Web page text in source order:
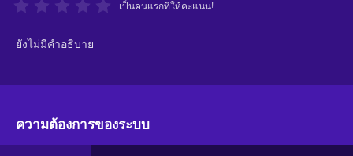
เป็นคนแรกที่ให้คะแนน!
ยังไม่มีคำอธิบาย
ความต้องการของระบบ